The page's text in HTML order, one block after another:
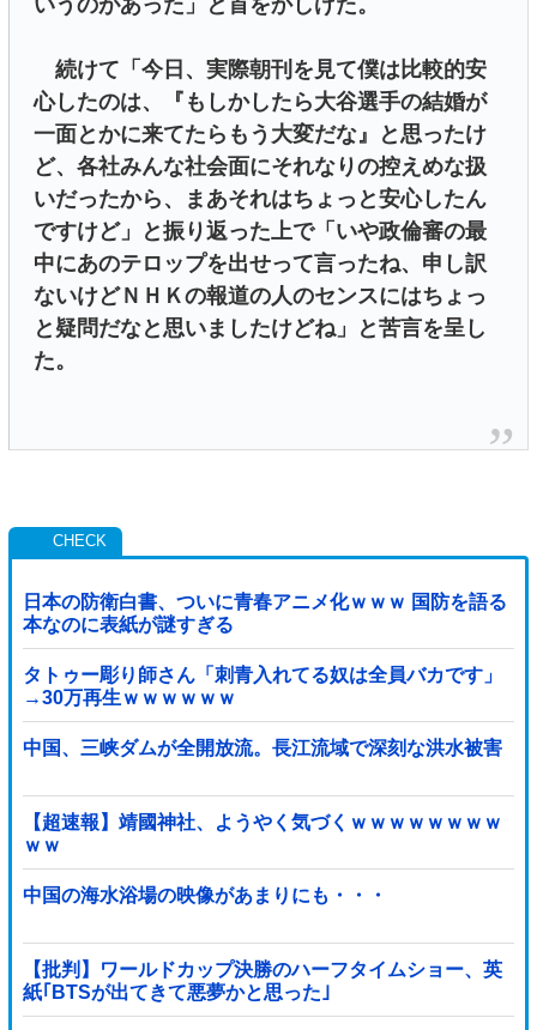
いうのがあった」と首をかしげた。
続けて「今日、実際朝刊を見て僕は比較的安
心したのは、『もしかしたら大谷選手の結婚が
一面とかに来てたらもう大変だな』と思ったけ
ど、各社みんな社会面にそれなりの控えめな扱
いだったから、まあそれはちょっと安心したん
ですけど」と振り返った上で「いや政倫審の最
中にあのテロップを出せって言ったね、申し訳
ないけどＮＨＫの報道の人のセンスにはちょっ
と疑問だなと思いましたけどね」と苦言を呈し
た。
日本の防衛白書、ついに青春アニメ化ｗｗｗ 国防を語る
本なのに表紙が謎すぎる
タトゥー彫り師さん「刺青入れてる奴は全員バカです」
→30万再生ｗｗｗｗｗｗ
中国、三峡ダムが全開放流。長江流域で深刻な洪水被害
【超速報】靖國神社、ようやく気づくｗｗｗｗｗｗｗｗ
ｗｗ
中国の海水浴場の映像があまりにも・・・
【批判】ワールドカップ決勝のハーフタイムショー、英
紙｢BTSが出てきて悪夢かと思った｣